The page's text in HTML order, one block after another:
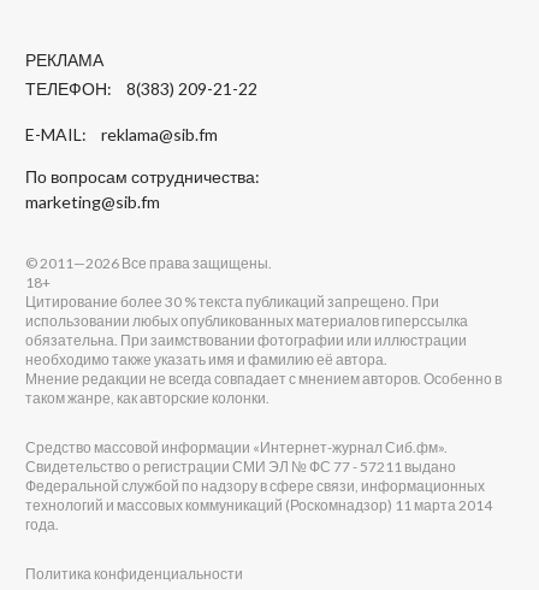
РЕКЛАМА
ТЕЛЕФОН: 8(383) 209-21-22
E-MAIL: reklama@sib.fm
По вопросам сотрудничества:
marketing@sib.fm
© 2011—2026 Все права защищены.
18+
Цитирование более 30 % текста публикаций запрещено. При
использовании любых опубликованных материалов гиперссылка
обязательна. При заимствовании фотографии или иллюстрации
необходимо также указать имя и фамилию её автора.
Мнение редакции не всегда совпадает с мнением авторов. Особенно в
таком жанре, как авторские колонки.
Средство массовой информации «Интернет-журнал Сиб.фм».
Свидетельство о регистрации СМИ ЭЛ № ФС 77 - 57211 выдано
Федеральной службой по надзору в сфере связи, информационных
технологий и массовых коммуникаций (Роскомнадзор) 11 марта 2014
года.
Политика конфиденциальности